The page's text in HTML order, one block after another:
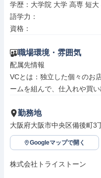
学歴：大学院 大学 高専 短大
語学力：
資格：
職場環境・雰囲気
配属先情報
VCとは：独立した個々のお
ームを組んで、仕入れや買
勤務地
大阪府大阪市中央区備後町3
Googleマップで開く
株式会社トライストーン